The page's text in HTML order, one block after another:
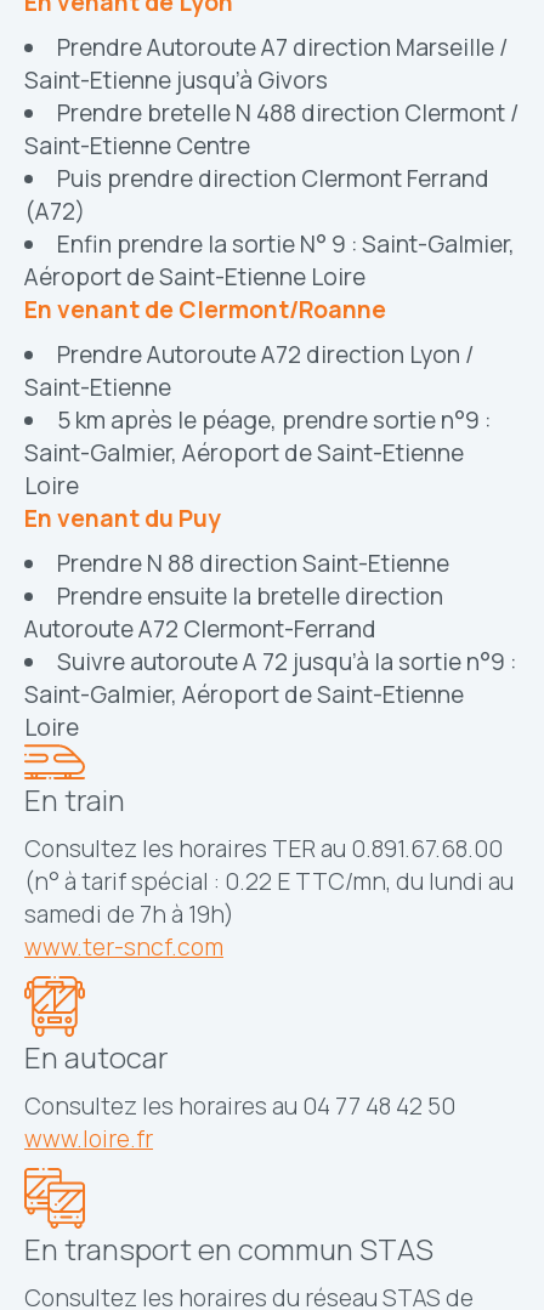
Prendre Autoroute A7 direction Marseille /
Saint-Etienne jusqu’à Givors
Prendre bretelle N 488 direction Clermont /
Saint-Etienne Centre
Puis prendre direction Clermont Ferrand
(A72)
Enfin prendre la sortie N° 9 : Saint-Galmier,
Aéroport de Saint-Etienne Loire
En venant de Clermont/Roanne
Prendre Autoroute A72 direction Lyon /
Saint-Etienne
5 km après le péage, prendre sortie n°9 :
Saint-Galmier, Aéroport de Saint-Etienne
Loire
En venant du Puy
Prendre N 88 direction Saint-Etienne
Prendre ensuite la bretelle direction
Autoroute A72 Clermont-Ferrand
Suivre autoroute A 72 jusqu’à la sortie n°9 :
Saint-Galmier, Aéroport de Saint-Etienne
Loire
En train
Consultez les horaires TER au 0.891.67.68.00
(n° à tarif spécial : 0.22 E TTC/mn, du lundi au
samedi de 7h à 19h)
www.ter-sncf.com
En autocar
Consultez les horaires au 04 77 48 42 50
www.loire.fr
En transport en commun STAS
Consultez les horaires du réseau STAS de